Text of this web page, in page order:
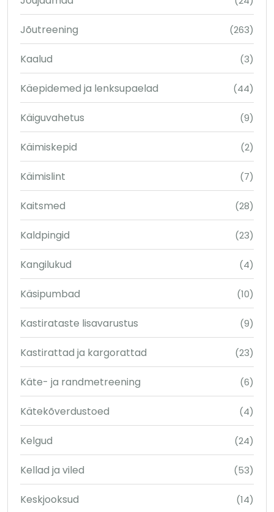
Jõutreening (263)
Kaalud (3)
Käepidemed ja lenksupaelad (44)
Käiguvahetus (9)
Käimiskepid (2)
Käimislint (7)
Kaitsmed (28)
Kaldpingid (23)
Kangilukud (4)
Käsipumbad (10)
Kastirataste lisavarustus (9)
Kastirattad ja kargorattad (23)
Käte- ja randmetreening (6)
Kätekõverdustoed (4)
Kelgud (24)
Kellad ja viled (53)
Keskjooksud (14)